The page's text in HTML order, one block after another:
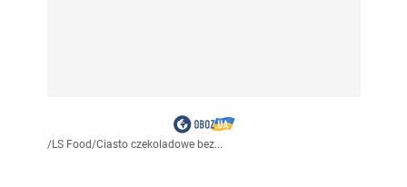
/LS Food/Ciasto czekoladowe bez...